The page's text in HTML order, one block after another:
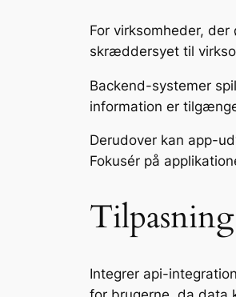
For virksomheder,
skræddersyet til
Backend-systemer
information er
Derudover kan app-
Fokusér på
Integrer api-